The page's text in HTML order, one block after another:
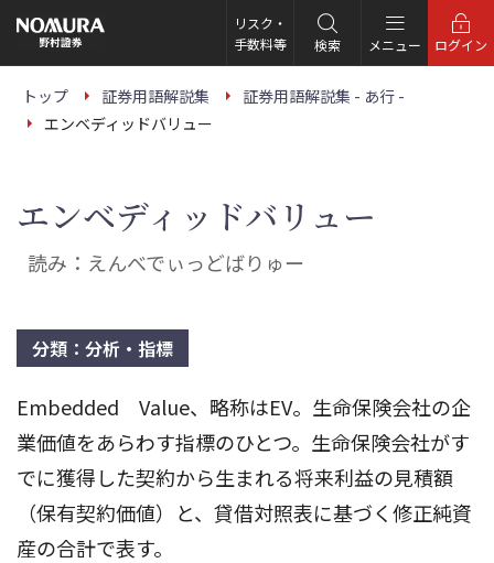
の
ー
リスク・
手数料等
検索 メニュー ログイン
トップ 証券用語解説集
証券用語解説集 - あ行 -
エンベディッドバリュー
エンベディッドバリュー
読み：えんべでぃっどばりゅー
分類：分析・指標
Embedded Value、略称はEV。生命保険会社の企
業価値をあらわす指標のひとつ。生命保険会社がす
でに獲得した契約から生まれる将来利益の見積額
（保有契約価値）と、貸借対照表に基づく修正純資
産の合計で表す。